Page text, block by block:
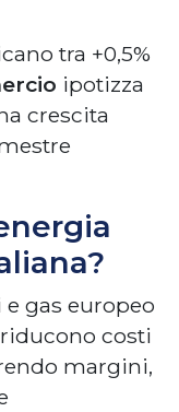
tra +0,5%
ipotizza
crescita
gas europeo
costi
margini,